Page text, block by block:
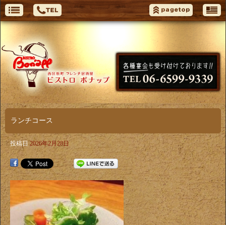
ランチコース
投稿日 2026年2月28日